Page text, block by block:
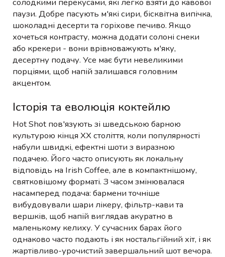
паузи. Добре пасують м'які сири, бісквітна випічка,
шоколадні десерти та горіхове печиво. Якщо
хочеться контрасту, можна додати солоні снеки
або крекери - вони врівноважують м'яку,
десертну подачу. Усе має бути невеликими
порціями, щоб напій залишався головним
акцентом.
Історія та еволюція коктейлю
Hot Shot пов'язують зі шведською барною
культурою кінця XX століття, коли популярності
набули швидкі, ефектні шоти з виразною
подачею. Його часто описують як локальну
відповідь на Irish Coffee, але в компактнішому,
святковішому форматі. З часом змінювалася
насамперед подача: бармени точніше
вибудовували шари лікеру, фільтр-кави та
вершків, щоб напій виглядав акуратно в
маленькому келиху. У сучасних барах його
однаково часто подають і як ностальгійний хіт, і як
жартівливо-урочистий завершальний шот вечора.